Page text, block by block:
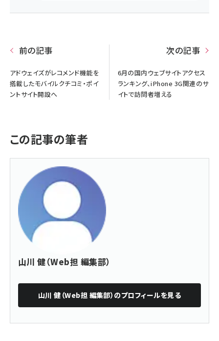
前の記事
アドウェイズがレコメンド機能を
搭載したモバイルクチコミ・ポイ
ントサイト開設へ
次の記事
6月の国内ウェブサイトアクセス
ランキング、iPhone 3G関連のサ
イトで訪問者増える
この記事の筆者
山川 健（Web担 編集部）
山川 健（Web担 編集部） のプロフィールを見る